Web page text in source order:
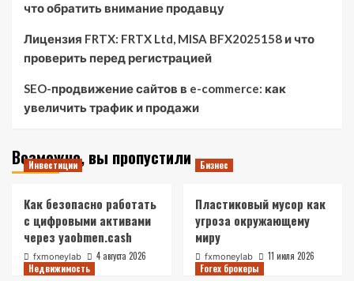
что обратить внимание продавцу
Лицензия FRTX: FRTX Ltd, MISA BFX2025158 и что
проверить перед регистрацией
SEO-продвижение сайтов в e-commerce: как
увеличить трафик и продажи
Возможно, вы пропустили
Инвестиции
Как безопасно работать
с цифровыми активами
через yaobmen.cash
fxmoneylab 4 августа 2026
Бизнес
Пластиковый мусор как
угроза окружающему
миру
fxmoneylab
11 июля 2026
Недвижимость
Forex брокеры